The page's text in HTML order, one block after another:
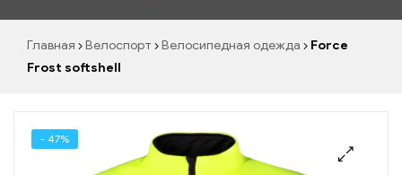
Shopic
Главная Велоспорт Велосипедная одежда
Force
Frost softshell
- 47%